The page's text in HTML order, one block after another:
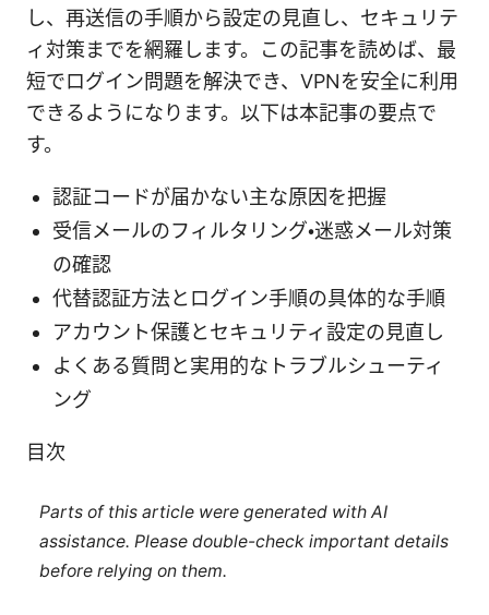
し、再送信の手順から設定の見直し、セキュリテ
ィ対策までを網羅します。この記事を読めば、最
短でログイン問題を解決でき、VPNを安全に利用
できるようになります。以下は本記事の要点で
す。
認証コードが届かない主な原因を把握
受信メールのフィルタリング・迷惑メール対策
の確認
代替認証方法とログイン手順の具体的な手順
アカウント保護とセキュリティ設定の見直し
よくある質問と実用的なトラブルシューティ
ング
目次
Parts of this article were generated with AI
assistance. Please double-check important details
before relying on them.